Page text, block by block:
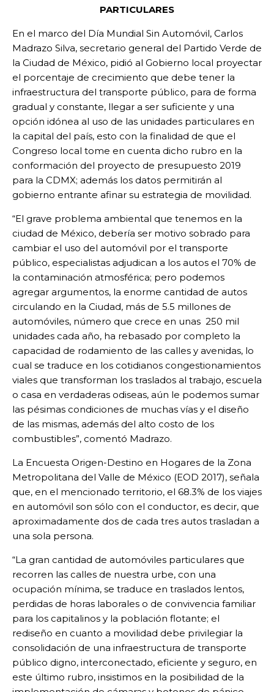
PARTICULARES
En el marco del Día Mundial Sin Automóvil, Carlos
Madrazo Silva, secretario general del Partido Verde de
la Ciudad de México, pidió al Gobierno local proyectar
el porcentaje de crecimiento que debe tener la
infraestructura del transporte público, para de forma
gradual y constante, llegar a ser suficiente y una
opción idónea al uso de las unidades particulares en
la capital del país, esto con la finalidad de que el
Congreso local tome en cuenta dicho rubro en la
conformación del proyecto de presupuesto 2019
para la CDMX; además los datos permitirán al
gobierno entrante afinar su estrategia de movilidad.
“El grave problema ambiental que tenemos en la
ciudad de México, debería ser motivo sobrado para
cambiar el uso del automóvil por el transporte
público, especialistas adjudican a los autos el 70% de
la contaminación atmosférica; pero podemos
agregar argumentos, la enorme cantidad de autos
circulando en la Ciudad, más de 5.5 millones de
automóviles, número que crece en unas 250 mil
unidades cada año, ha rebasado por completo la
capacidad de rodamiento de las calles y avenidas, lo
cual se traduce en los cotidianos congestionamientos
viales que transforman los traslados al trabajo, escuela
o casa en verdaderas odiseas, aún le podemos sumar
las pésimas condiciones de muchas vías y el diseño
de las mismas, además del alto costo de los
combustibles”, comentó Madrazo.
La Encuesta Origen-Destino en Hogares de la Zona
Metropolitana del Valle de México (EOD 2017), señala
que, en el mencionado territorio, el 68.3% de los viajes
en automóvil son sólo con el conductor, es decir, que
aproximadamente dos de cada tres autos trasladan a
una sola persona.
“La gran cantidad de automóviles particulares que
recorren las calles de nuestra urbe, con una
ocupación mínima, se traduce en traslados lentos,
perdidas de horas laborales o de convivencia familiar
para los capitalinos y la población flotante; el
rediseño en cuanto a movilidad debe privilegiar la
consolidación de una infraestructura de transporte
público digno, interconectado, eficiente y seguro, en
este último rubro, insistimos en la posibilidad de la